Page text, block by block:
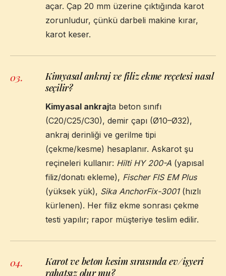
açar. Çap 20 mm üzerine çıktığında karot
zorunludur, çünkü darbeli makine kırar,
karot keser.
03.
Kimyasal ankraj ve filiz ekme reçetesi nasıl
seçilir?
Kimyasal ankrajta beton sınıfı
(C20/C25/C30), demir çapı (Ø10–Ø32),
ankraj derinliği ve gerilme tipi
(çekme/kesme) hesaplanır. Askarot şu
reçineleri kullanır: Hilti HY 200-A (yapısal
filiz/donatı ekleme), Fischer FIS EM Plus
(yüksek yük), Sika AnchorFix-3001(hızlı
kürlenen). Her filiz ekme sonrası çekme
testi yapılır; rapor müşteriye teslim edilir.
04.
Karot ve beton kesim sırasında ev/işyeri
rahatsız olur mu?